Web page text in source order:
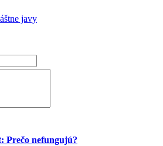
javy
Prečo nefungujú?